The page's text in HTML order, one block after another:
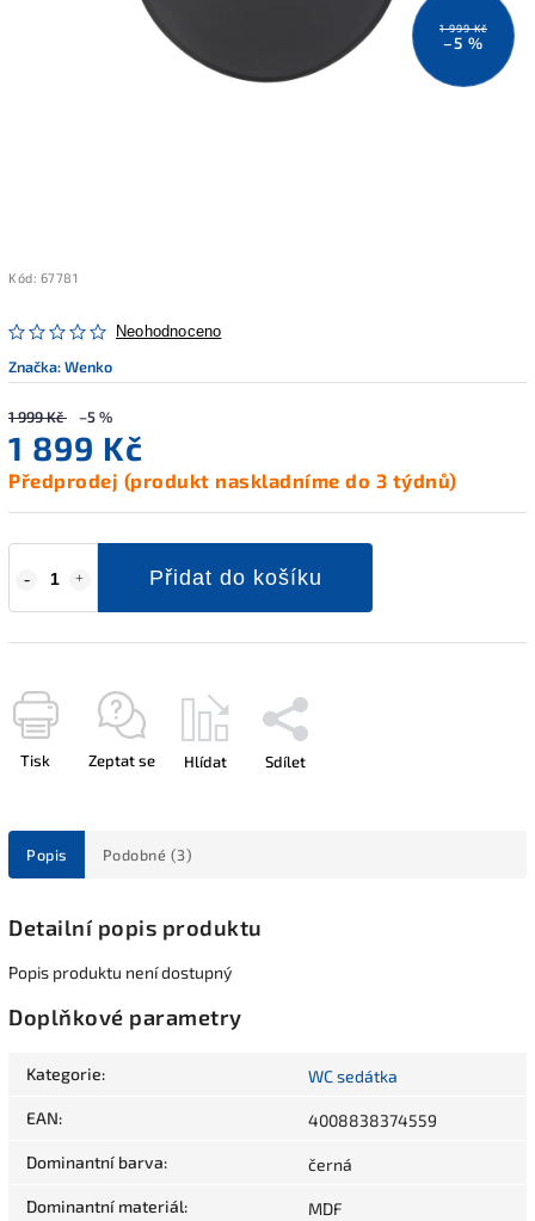
1 999 Kč
–5 %
Kód: 67781
Neohodnoceno
Značka:Wenko
1 999 Kč –5 %
1 899 Kč
Předprodej (produkt naskladníme do 3 týdnů)
Přidat do košíku
Tisk Zeptat se Hlídat Sdílet
Popis Podobné (3)
Detailní popis produktu
Popis produktu není dostupný
Doplňkové parametry
Kategorie: WC sedátka
EAN: 4008838374559
Dominantní barva: černá
Dominantní materiál: MDF